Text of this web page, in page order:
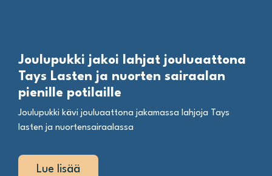
Joulupukki jakoi lahjat jouluaattona
Tays Lasten ja nuorten sairaalan
pienille potilaille
Joulupukki kävi jouluaattona jakamassa lahjoja Tays
lasten ja nuortensairaalassa
Lue lisää